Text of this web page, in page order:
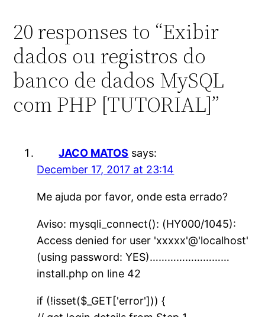
20 responses to “Exibir
dados ou registros do
banco de dados MySQL
com PHP [TUTORIAL]”
JACO MATOS says:
December 17, 2017 at 23:14
Me ajuda por favor, onde esta errado?
Aviso: mysqli_connect(): (HY000/1045):
Access denied for user 'xxxxx'@'localhost'
(using password: YES)………………………
install.php on line 42
if (!isset($_GET['error'])) {